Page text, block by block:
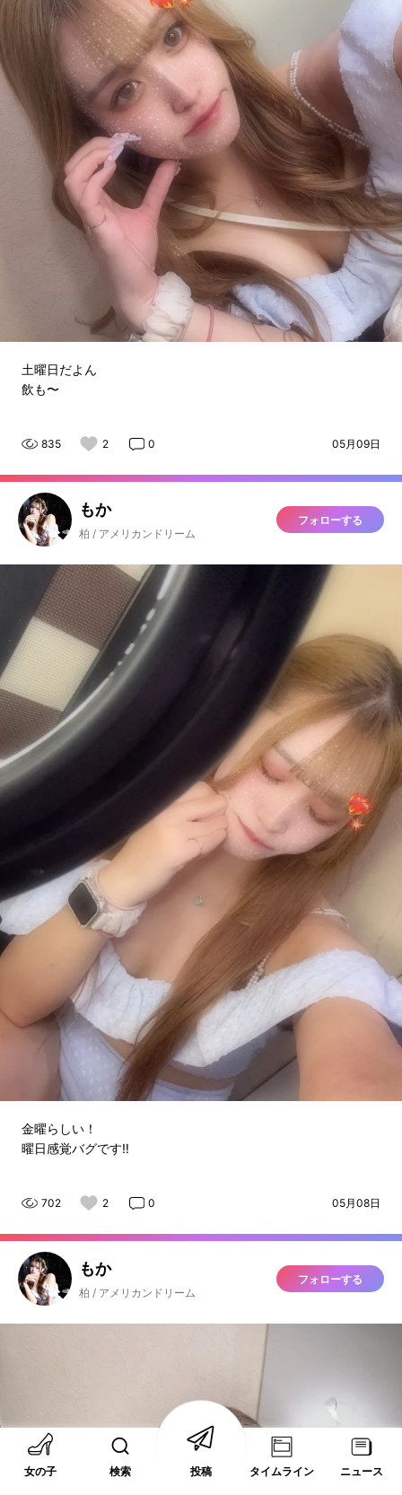
土曜日だよん
飲も〜
835 2 0 05月09日
もか
柏 / アメリカンドリーム
フォローする
金曜らしい！
曜日感覚バグです‼️
702 2 0 05月08日
もか
柏 / アメリカンドリーム
フォローする
女の子 検索 投稿 タイムライン ニュース